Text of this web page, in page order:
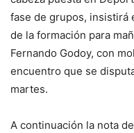
fase de grupos, insistirá
de la formación para
Fernando Godoy, con
encuentro que se
martes.
A continuación la nota